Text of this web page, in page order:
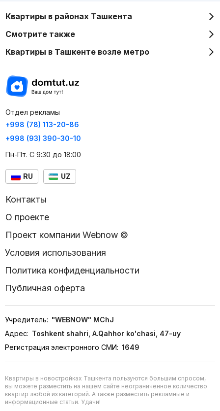
Квартиры в районах Ташкента
Смотрите также
Квартиры в Ташкенте возле метро
Отдел рекламы
+998 (78) 113-20-86
+998 (93) 390-30-10
Пн-Пт. С 9:30 до 18:00
RU UZ
Контакты
О проекте
Проект компании Webnow ©
Условия использования
Политика конфиденциальности
Публичная оферта
Учредитель: "WEBNOW" MChJ
Адрес: Toshkent shahri, A.Qahhor ko'chasi, 47-uy
Регистрация электронного СМИ: 1649
Квартиры в новостройках Ташкента пользуются большим спросом,
вы можете разместить на нашем сайте неограниченное количество
квартир любой из категорий. А также разместить рекламные и
информационные статьи. Удачи!